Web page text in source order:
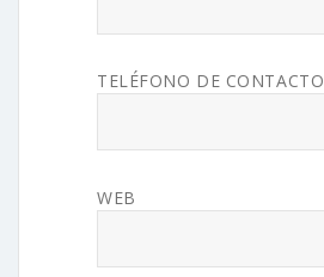
TELÉFONO DE CONTACTO
WEB